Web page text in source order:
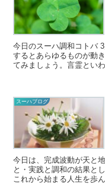
今日のスーハ調和コトバ 3月
するとあらゆるものが動きだす 今日の調和コトバを声
てみましょう。言霊とい
スーハブログ
今日は、完成波動が天と
と・実践と調和の結果と
これから始まる人生を歩